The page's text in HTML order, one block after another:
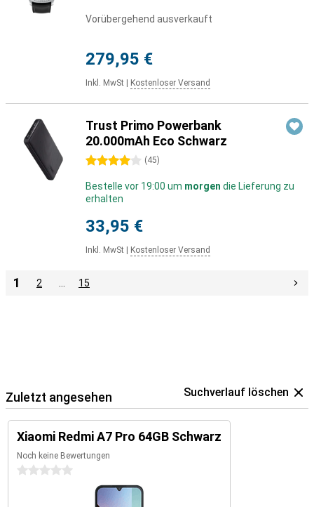
Vorübergehend ausverkauft
279,95 €
Inkl. MwSt Kostenloser Versand
Trust Primo Powerbank
20.000mAh Eco Schwarz
4 Sterne (45)
Bestelle vor 19:00 um morgen die Lieferung zu
erhalten
33,95 €
Inkl. MwSt Kostenloser Versand
1 2 15
Zuletzt angesehen Suchverlauf löschen
Xiaomi Redmi A7 Pro 64GB Schwarz
Noch keine Bewertungen
0 Sterne